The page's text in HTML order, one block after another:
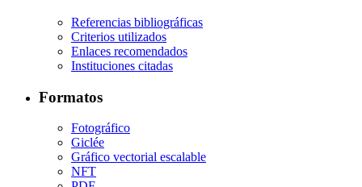
Referencias bibliográficas
Criterios utilizados
Enlaces recomendados
Instituciones citadas
Formatos
Fotográfico
Giclée
Gráfico vectorial escalable
NFT